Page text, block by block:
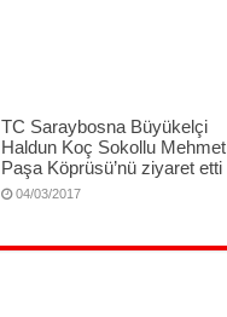
TC Saraybosna Büyükelçi
Haldun Koç Sokollu Mehmet
Paşa Köprüsü’nü ziyaret etti
04/03/2017